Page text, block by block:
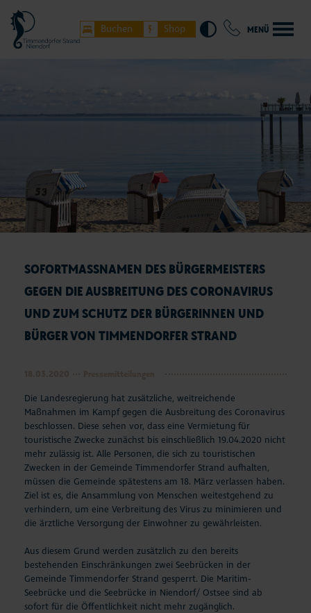
Buchen Shop MENÜ
SOFORTMASSNAMEN DES BÜRGERMEISTERS G
EGEN DIE AUSBREITUNG DES CORONAVIRUS U
ND ZUM SCHUTZ DER BÜRGERINNEN UND B
ÜRGER VON TIMMENDORFER STRAND
Die Landesregierung hat zusätzliche, weitreichende
Maßnahmen im Kampf gegen die Ausbreitung des Coronavirus
beschlossen. Diese sehen vor, dass eine Vermietung für
touristische Zwecke zunächst bis einschließlich 19.04.2020 nicht
mehr zulässig ist. Alle Personen, die sich zu touristischen
Zwecken in der Gemeinde Timmendorfer Strand aufhalten,
müssen die Gemeinde spätestens am 18. März verlassen haben.
Ziel ist es, die Ansammlung von Menschen weitestgehend zu
verhindern, um eine Verbreitung des Virus zu minimieren und
die ärztliche Versorgung der Einwohner zu gewährleisten.
Aus diesem Grund werden zusätzlich zu den bereits
bestehenden Einschränkungen zwei Seebrücken in der
Gemeinde Timmendorfer Strand gesperrt. Die Maritim-
Seebrücke und die Seebrücke in Niendorf/ Ostsee sind ab
sofort für die Öffentlichkeit nicht mehr zugänglich.